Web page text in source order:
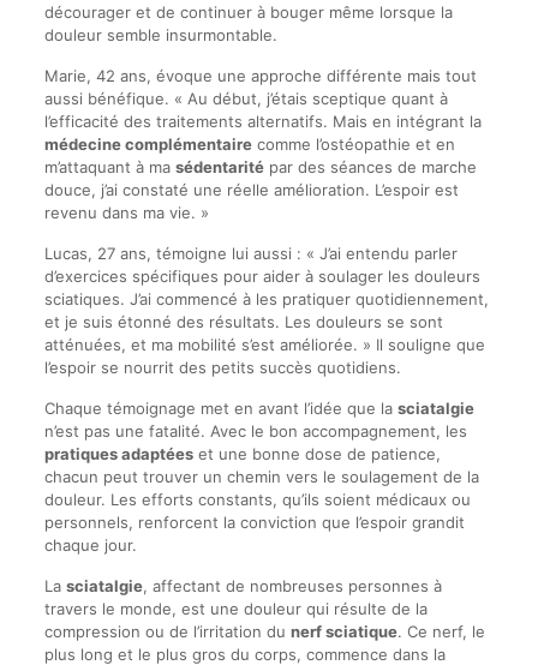
décourager et de continuer à bouger même lorsque la
douleur semble insurmontable.
Marie, 42 ans, évoque une approche différente mais tout
aussi bénéfique. « Au début, j’étais sceptique quant à
l’efficacité des traitements alternatifs. Mais en intégrant la
médecine complémentairecomme l’ostéopathie et en
m’attaquant à ma sédentaritépar des séances de marche
douce, j’ai constaté une réelle amélioration. L’espoir est
revenu dans ma vie. »
Lucas, 27 ans, témoigne lui aussi : « J’ai entendu parler
d’exercices spécifiques pour aider à soulager les douleurs
sciatiques. J’ai commencé à les pratiquer quotidiennement,
et je suis étonné des résultats. Les douleurs se sont
atténuées, et ma mobilité s’est améliorée. » Il souligne que
l’espoir se nourrit des petits succès quotidiens.
Chaque témoignage met en avant l’idée que la sciatalgie
n’est pas une fatalité. Avec le bon accompagnement, les
pratiques adaptéeset une bonne dose de patience,
chacun peut trouver un chemin vers le soulagement de la
douleur. Les efforts constants, qu’ils soient médicaux ou
personnels, renforcent la conviction que l’espoir grandit
chaque jour.
La sciatalgie, affectant de nombreuses personnes à
travers le monde, est une douleur qui résulte de la
compression ou de l’irritation du nerf sciatique. Ce nerf, le
plus long et le plus gros du corps, commence dans la